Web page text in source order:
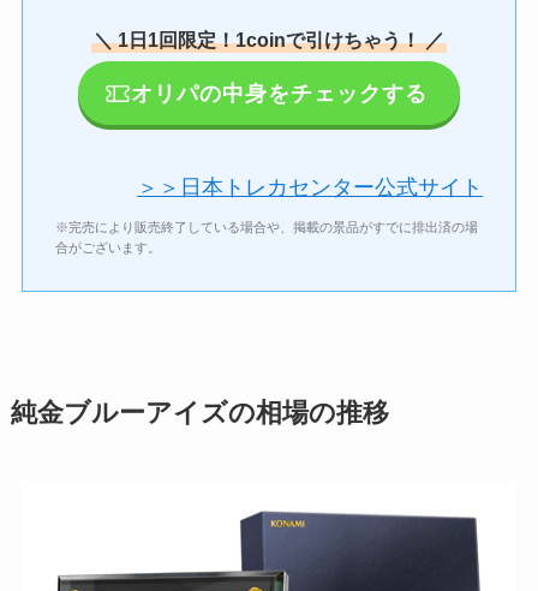
＼ 1日1回限定！1coinで引けちゃう！ ／
オリパの中身をチェックする
＞＞日本トレカセンター公式サイト
※完売により販売終了している場合や、掲載の景品がすでに排出済の場
合がございます。
純金ブルーアイズの相場の推移